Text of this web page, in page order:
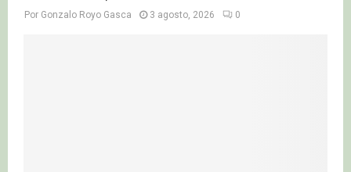
Por Gonzalo Royo Gasca 3 agosto, 2026 0